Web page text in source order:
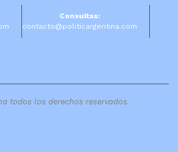
Consultas:
contacto@politicargentina.com
todos los derechos reservados.